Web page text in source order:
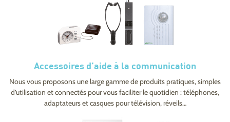
Accessoires d’aide à la communication
Nous vous proposons une large gamme de produits pratiques, simples
d’utilisation et connectés pour vous faciliter le quotidien : téléphones,
adaptateurs et casques pour télévision, réveils…